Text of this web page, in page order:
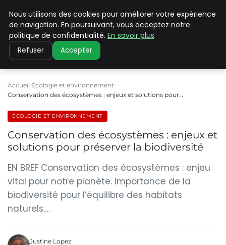
CLIMATE C ADVANCED
Accueil Écologie et environnement
Conservation des écosystèmes : enjeux et solutions pour…
ÉCOLOGIE ET ENVIRONNEMENT
Conservation des écosystèmes : enjeux et
solutions pour préserver la biodiversité
EN BREF Conservation des écosystèmes : enjeu
vital pour notre planète. Importance de la
biodiversité pour l’équilibre des habitats
naturels.…
Justine Lopez
Nous utilisons des cookies pour améliorer votre expérience
de navigation. En poursuivant, vous acceptez notre
politique de confidentialité. En savoir plus
Refuser Accepter